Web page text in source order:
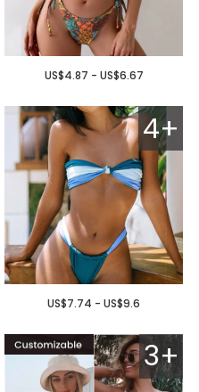
US$4.87 - US$6.67
4+
US$7.74 - US$9.6
3+